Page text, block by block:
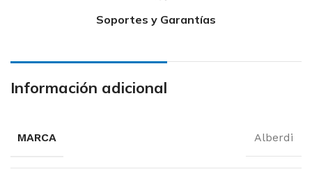
Soportes y Garantías
Información adicional
MARCA Alberdi